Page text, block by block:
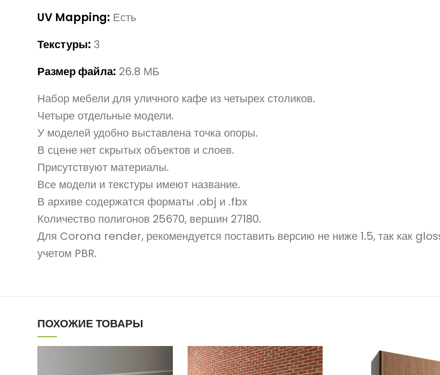
UV Mapping: Есть
Текстуры: 3
Размер файла: 26.8 МБ
Набор мебели для уличного кафе из четырех столиков.
Четыре отдельные модели.
У моделей удобно выставлена точка опоры.
В сцене нет скрытых объектов и слоев.
Присутствуют материалы.
Все модели и текстуры имеют название.
В архиве содержатся форматы .obj и .fbx
Количество полигонов 25670, вершин 27180.
Для Corona render, рекомендуется поставить версию не ниже 1.5, так как
учетом PBR.
ПОХОЖИЕ ТОВАРЫ